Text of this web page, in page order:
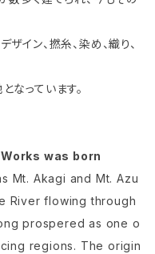
イン、撚糸、染め、織り、
なっています。
was born
Mt. Akagi and Mt. Azu
River flowing through
prospered as one o
regions. The origin